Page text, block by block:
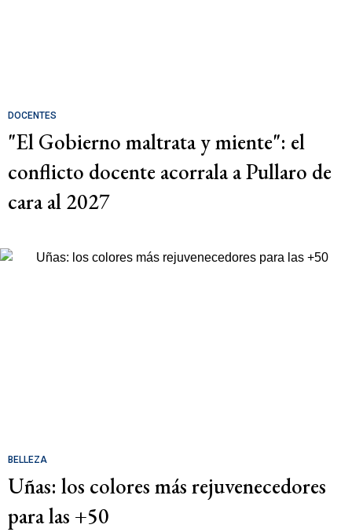
DOCENTES
"El Gobierno maltrata y miente": el
conflicto docente acorrala a Pullaro de
cara al 2027
BELLEZA
Uñas: los colores más rejuvenecedores
para las +50